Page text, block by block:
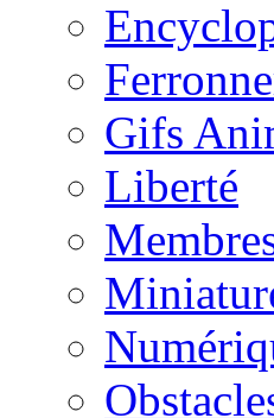
Gifs
Liberté